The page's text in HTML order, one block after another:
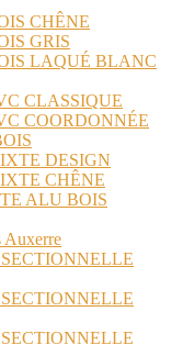
CHÊNE
GRIS
LAQUÉ BLANC
CLASSIQUE
COORDONNÉE
DESIGN
CHÊNE
ALU BOIS
Auxerre